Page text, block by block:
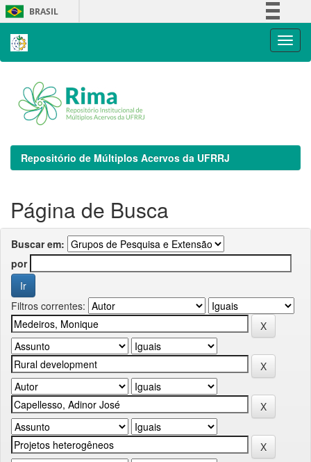
Skip
navigation
BRASIL
Repositório de Múltiplos Acervos da UFRRJ
Página de Busca
Buscar em:
por
Filtros correntes: